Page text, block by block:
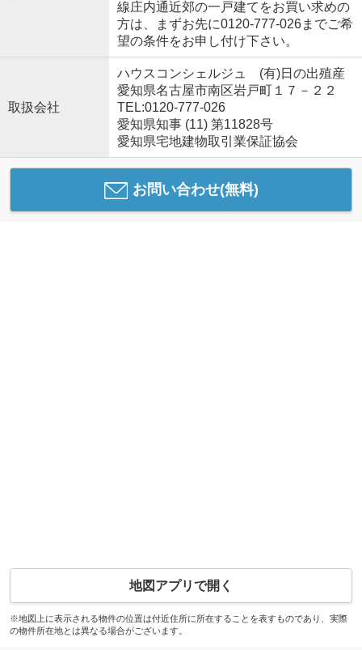
線庄内通近郊の一戸建てをお買い求めの
方は、まずお先に0120-777-026までご希
望の条件をお申し付け下さい。
取扱会社
ハウスコンシェルジュ (有)日の出殖産
愛知県名古屋市南区岩戸町１７－２２
TEL:0120-777-026
愛知県知事 (11) 第11828号
愛知県宅地建物取引業保証協会
お問い合わせ(無料)
地図アプリで開く
※地図上に表示される物件の位置は付近住所に所在することを表すものであり、実際
の物件所在地とは異なる場合がございます。